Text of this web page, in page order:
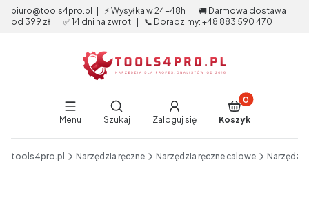
biuro@tools4pro.pl | ⚡ Wysyłka w 24-48h | 🚚 Darmowa dostawa
od 399 zł | ✅ 14 dni na zwrot | 📞 Doradzimy: +48 883 590 470
Menu
Otwórz wyszukiwarkę
Szukaj Zaloguj się
Produkty w
Koszyk
tools4pro.pl Narzędzia ręczne Narzędzia ręczne calowe